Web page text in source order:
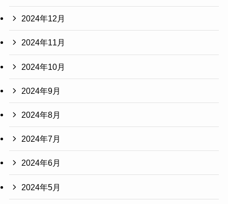
2024年12月
2024年11月
2024年10月
2024年9月
2024年8月
2024年7月
2024年6月
2024年5月